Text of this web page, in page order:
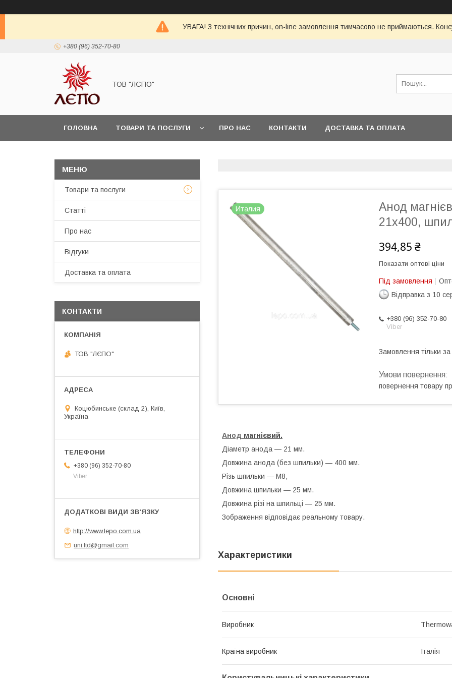
УВАГА! З технічних причин, on-line замовлення тимчасово не приймаються.
+380 (96) 352-70-80
ТОВ "ЛЄПО"
ГОЛОВНА ТОВАРИ ТА ПОСЛУГИ ПРО НАС КОНТАКТИ ДОСТАВКА ТА ОПЛАТА
Италия
Анод
21х400,
394,85 ₴
Показати оптові ціни
Під замовлення
Відправка з 10
+380 (96) 352-70-80
Viber
Замовлення тільки
повернення товару
Анод магнієвий.
Діаметр анода — 21 мм.
Довжина анода (без шпильки) — 400 мм.
Різь шпильки — М8,
Довжина шпильки — 25 мм.
Довжина різі на шпильці — 25 мм.
Зображення відповідає реальному товару.
Характеристики
Основні
Виробник
Країна виробник Італія
Товари та послуги
Статті
Про нас
Відгуки
Доставка та оплата
КОНТАКТИ
ТОВ "ЛЄПО"
Коцюбинське (склад 2), Київ,
Україна
+380 (96) 352-70-80
Viber
http://www.lepo.com.ua
uni.ltd@gmail.com